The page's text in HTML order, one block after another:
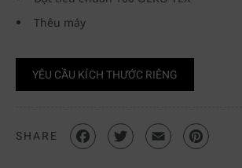
Thêu máy
YÊU CẦU KÍCH THƯỚC RIÊNG
SHARE